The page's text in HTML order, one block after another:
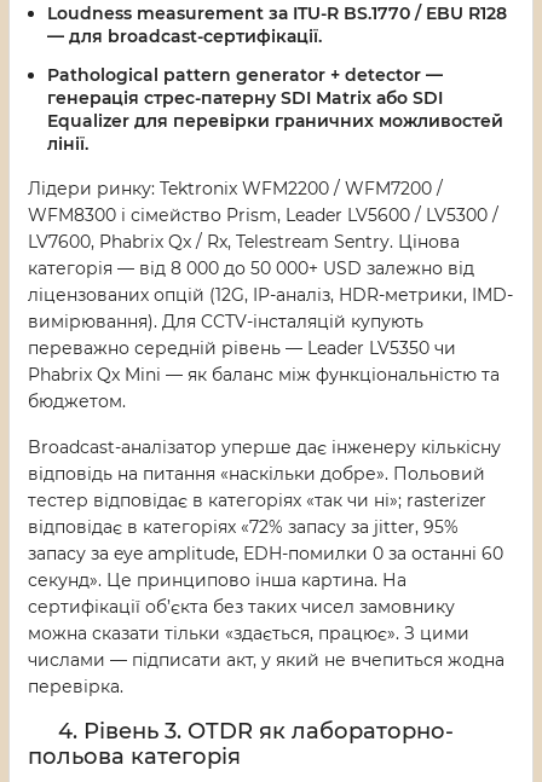
Loudness measurement за ITU-R BS.1770 / EBU R128
— для broadcast-сертифікації.
Pathological pattern generator + detector —
генерація стрес-патерну SDI Matrix або SDI
Equalizer для перевірки граничних можливостей
лінії.
Лідери ринку: Tektronix WFM2200 / WFM7200 /
WFM8300 і сімейство Prism, Leader LV5600 / LV5300 /
LV7600, Phabrix Qx / Rx, Telestream Sentry. Цінова
категорія — від 8 000 до 50 000+ USD залежно від
ліцензованих опцій (12G, IP-аналіз, HDR-метрики, IMD-
вимірювання). Для CCTV-інсталяцій купують
переважно середній рівень — Leader LV5350 чи
Phabrix Qx Mini — як баланс між функціональністю та
бюджетом.
Broadcast-аналізатор уперше дає інженеру кількісну
відповідь на питання «наскільки добре». Польовий
тестер відповідає в категоріях «так чи ні»; rasterizer
відповідає в категоріях «72% запасу за jitter, 95%
запасу за eye amplitude, EDH-помилки 0 за останні 60
секунд». Це принципово інша картина. На
сертифікації об’єкта без таких чисел замовнику
можна сказати тільки «здається, працює». З цими
числами — підписати акт, у який не вчепиться жодна
перевірка.
4. Рівень 3. OTDR як лабораторно-
польова категорія